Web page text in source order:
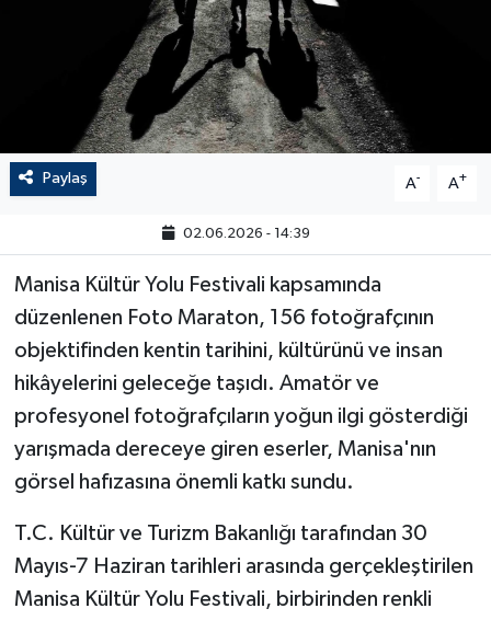
Paylaş A- A+
02.06.2026 - 14:39
Manisa Kültür Yolu Festivali kapsamında
düzenlenen Foto Maraton, 156 fotoğrafçının
objektifinden kentin tarihini, kültürünü ve insan
hikâyelerini geleceğe taşıdı. Amatör ve
profesyonel fotoğrafçıların yoğun ilgi gösterdiği
yarışmada dereceye giren eserler, Manisa'nın
görsel hafızasına önemli katkı sundu.
T.C. Kültür ve Turizm Bakanlığı tarafından 30
Mayıs-7 Haziran tarihleri arasında gerçekleştirilen
Manisa Kültür Yolu Festivali, birbirinden renkli